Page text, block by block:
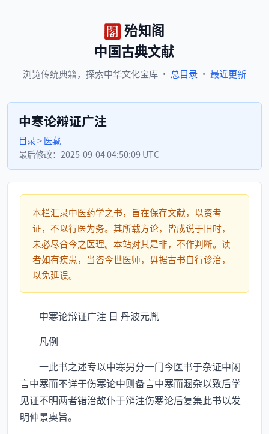
殆知阁
中国古典文献
浏览传统典籍， 探索中华文化宝库 · 总目录 · 最近更新
中寒论辩证广注
目录>医藏
最后修改： 2025-09-04 04:50:09 UTC
本栏汇录中医药学之书，旨在保存文献，以资考
证，不以行医为务。其所载方论，皆成说于旧时，
未必尽合今之医理。本站对其是非，不作判断。读
者如有疾患，当咨今世医师，毋据古书自行诊治，
以免延误。
中寒论辩证广注 日 丹波元胤
凡例
一此书之述专以中寒另分一门今医书于杂证中闲
言中寒而不详于伤寒论中则备言中寒而溷杂以致后学
见证不明两者错治故仆于辩注伤寒论后复集此书以发
明仲景奥旨。